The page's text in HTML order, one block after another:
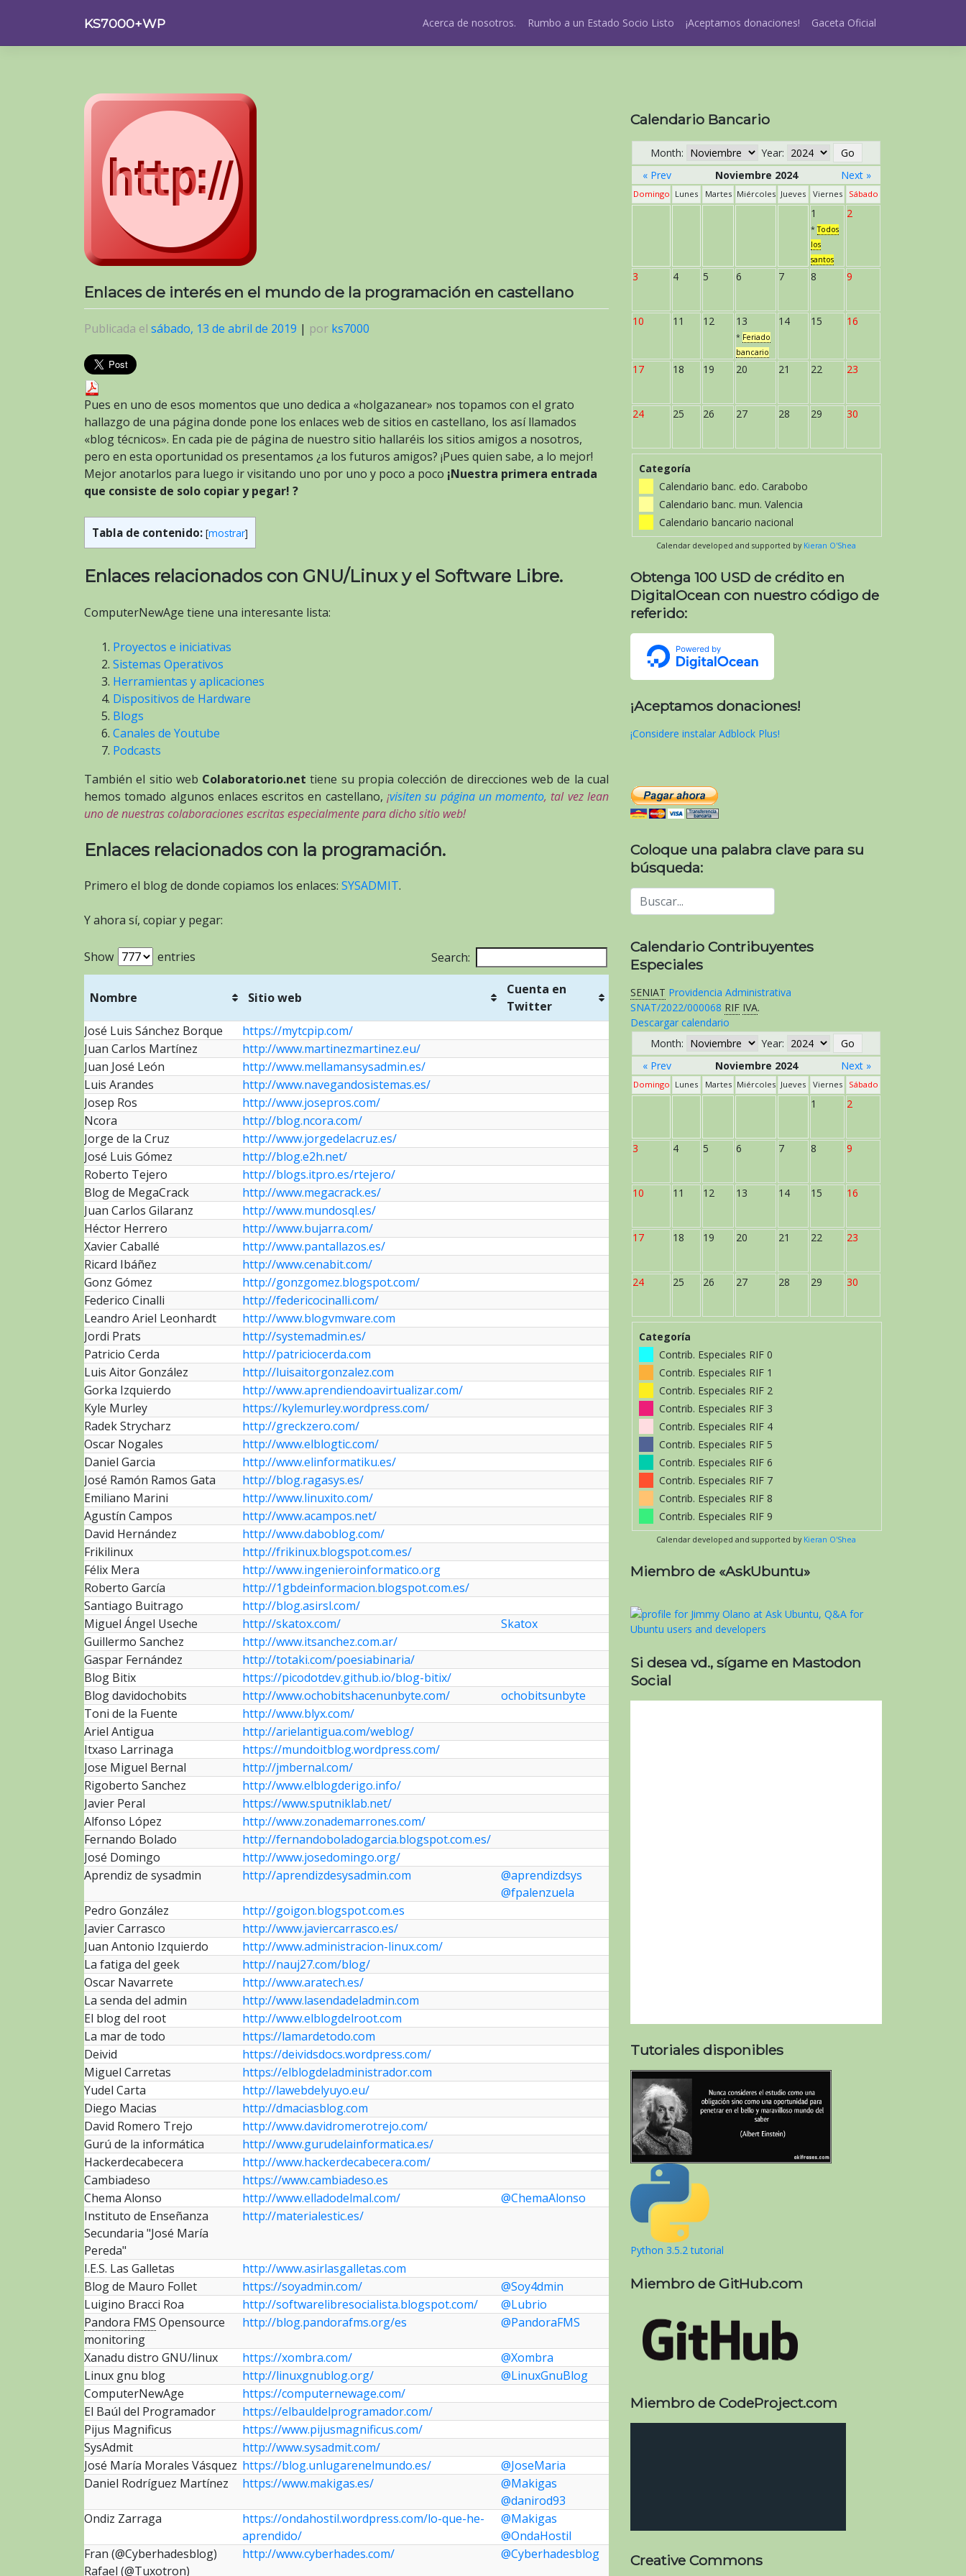
contenido
KS7000+WP Acerca de nosotros. Rumbo a un Estado Socio Listo ¡Aceptamos donaciones! Gaceta Oficial
Enlaces de interés en el mundo de la programación en castellano
Publicada el sábado, 13 de abril de 2019 | por ks7000
Pues en uno de esos momentos que uno dedica a «holgazanear» nos topamos con el grato
hallazgo de una página donde pone los enlaces web de sitios en castellano, los así llamados
«blog técnicos». En cada pie de página de nuestro sitio hallaréis los sitios amigos a nosotros,
pero en esta oportunidad os presentamos ¿a los futuros amigos? ¡Pues quien sabe, a lo mejor!
Mejor anotarlos para luego ir visitando uno por uno y poco a poco ¡Nuestra primera entrada
que consiste de solo copiar y pegar! ?
Tabla de contenido: [mostrar]
Enlaces relacionados con GNU/Linux y el Software Libre.
ComputerNewAge tiene una interesante lista:
Proyectos e iniciativas
Sistemas Operativos
Herramientas y aplicaciones
Dispositivos de Hardware
Blogs
Canales de Youtube
Podcasts
También el sitio web Colaboratorio.net tiene su propia colección de direcciones web de la cual
hemos tomado algunos enlaces escritos en castellano, ¡visiten su página un momento, tal vez lean
uno de nuestras colaboraciones escritas especialmente para dicho sitio web!
Enlaces relacionados con la programación.
Primero el blog de donde copiamos los enlaces: SYSADMIT.
Y ahora sí, copiar y pegar:
Show entries Search:
Nombre Sitio web
Cuenta en
Twitter
Nombre
Sitio web
José Luis Sánchez Borque
https://mytcpip.com/
Juan Carlos Martínez
http://www.martinezmartinez.eu/
Juan José León
http://www.mellamansysadmin.es/
Luis Arandes
http://www.navegandosistemas.es/
Josep Ros
http://www.josepros.com/
Ncora
http://blog.ncora.com/
Jorge de la Cruz
http://www.jorgedelacruz.es/
José Luis Gómez
http://blog.e2h.net/
Roberto Tejero
http://blogs.itpro.es/rtejero/
Blog de MegaCrack
http://www.megacrack.es/
Juan Carlos Gilaranz
http://www.mundosql.es/
Héctor Herrero
http://www.bujarra.com/
Xavier Caballé
http://www.pantallazos.es/
Ricard Ibáñez
http://www.cenabit.com/
Gonz Gómez
http://gonzgomez.blogspot.com/
Federico Cinalli
http://federicocinalli.com/
Leandro Ariel Leonhardt
http://www.blogvmware.com
Jordi Prats
http://systemadmin.es/
Patricio Cerda
http://patriciocerda.com
Luis Aitor González
http://luisaitorgonzalez.com
Gorka Izquierdo
http://www.aprendiendoavirtualizar.com/
Kyle Murley
https://kylemurley.wordpress.com/
Radek Strycharz
http://greckzero.com/
Oscar Nogales
http://www.elblogtic.com/
Daniel Garcia
http://www.elinformatiku.es/
José Ramón Ramos Gata
http://blog.ragasys.es/
Emiliano Marini
http://www.linuxito.com/
Agustín Campos
http://www.acampos.net/
David Hernández
http://www.daboblog.com/
Frikilinux
http://frikinux.blogspot.com.es/
Félix Mera
http://www.ingenieroinformatico.org
Roberto García
http://1gbdeinformacion.blogspot.com.es/
Santiago Buitrago
http://blog.asirsl.com/
Miguel Ángel Useche
http://skatox.com/
Skatox
Guillermo Sanchez
http://www.itsanchez.com.ar/
Gaspar Fernández
http://totaki.com/poesiabinaria/
Blog Bitix
https://picodotdev.github.io/blog-bitix/
Blog davidochobits
http://www.ochobitshacenunbyte.com/
ochobitsunbyte
Toni de la Fuente
http://www.blyx.com/
Ariel Antigua
http://arielantigua.com/weblog/
Itxaso Larrinaga
https://mundoitblog.wordpress.com/
Jose Miguel Bernal
http://jmbernal.com/
Rigoberto Sanchez
http://www.elblogderigo.info/
Javier Peral
https://www.sputniklab.net/
Alfonso López
http://www.zonademarrones.com/
Fernando Bolado
http://fernandoboladogarcia.blogspot.com.es/
José Domingo
http://www.josedomingo.org/
Aprendiz de sysadmin
http://aprendizdesysadmin.com
@aprendizdsys
@fpalenzuela
Pedro González
http://goigon.blogspot.com.es
Javier Carrasco
http://www.javiercarrasco.es/
Juan Antonio Izquierdo
http://www.administracion-linux.com/
La fatiga del geek
http://nauj27.com/blog/
Oscar Navarrete
http://www.aratech.es/
La senda del admin
http://www.lasendadeladmin.com
El blog del root
http://www.elblogdelroot.com
La mar de todo
https://lamardetodo.com
Deivid
https://deividsdocs.wordpress.com/
Miguel Carretas
https://elblogdeladministrador.com
Yudel Carta
http://lawebdelyuyo.eu/
Diego Macias
http://dmaciasblog.com
David Romero Trejo
http://www.davidromerotrejo.com/
Gurú de la informática
http://www.gurudelainformatica.es/
Hackerdecabecera
http://www.hackerdecabecera.com/
Cambiadeso
https://www.cambiadeso.es
Chema Alonso
http://www.elladodelmal.com/
@ChemaAlonso
Instituto de Enseñanza
Secundaria "José María
Pereda"
http://materialestic.es/
I.E.S. Las Galletas
http://www.asirlasgalletas.com
Blog de Mauro Follet
https://soyadmin.com/
@Soy4dmin
Luigino Bracci Roa
http://softwarelibresocialista.blogspot.com/
@Lubrio
Pandora FMS Opensource
monitoring
http://blog.pandorafms.org/es @PandoraFMS
Xanadu distro GNU/linux https://xombra.com/
@Xombra
Linux gnu blog
http://linuxgnublog.org/
@LinuxGnuBlog
ComputerNewAge
https://computernewage.com/
El Baúl del Programador
https://elbauldelprogramador.com/
Pijus Magnificus
https://www.pijusmagnificus.com/
SysAdmit
http://www.sysadmit.com/
José María Morales Vásquez https://blog.unlugarenelmundo.es/
@JoseMaria
Daniel Rodríguez Martínez
https://www.makigas.es/
@Makigas
@danirod93
Ondiz Zarraga
https://ondahostil.wordpress.com/lo-que-he-
aprendido/
@Makigas
@OndaHostil
Fran (@Cyberhadesblog)
Rafael (@Tuxotron)
http://www.cyberhades.com/ @Cyberhadesblog
Calendario Bancario
Month:
Year:
« Prev
Noviembre 2024 Next »
Domingo Lunes Martes Miércoles Jueves Viernes Sábado
1
*Todos
los
santos
2
3 4 5 6 7 8 9
10 11 12 13
* Feriado
bancario
14 15 16
17 18 19 20 21 22 23
24 25 26 27 28 29 30
Categoría
Calendario banc. edo. Carabobo
Calendario banc. mun. Valencia
Calendario bancario nacional
Calendar developed and supported by Kieran O'Shea
Obtenga 100 USD de crédito en
DigitalOcean con nuestro código de
referido:
¡Aceptamos donaciones!
¡Considere instalar Adblock Plus!
Coloque una palabra clave para su
búsqueda:
Calendario Contribuyentes
Especiales
SENIAT Providencia Administrativa
SNAT/2022/000068 RIF IVA.
Descargar calendario
Month:
Year:
« Prev
Noviembre 2024 Next »
Domingo Lunes Martes Miércoles Jueves Viernes Sábado
1 2
3 4 5 6 7 8 9
10 11 12 13 14 15 16
17 18 19 20 21 22 23
24 25 26 27 28 29 30
Categoría
Contrib. Especiales RIF 0
Contrib. Especiales RIF 1
Contrib. Especiales RIF 2
Contrib. Especiales RIF 3
Contrib. Especiales RIF 4
Contrib. Especiales RIF 5
Contrib. Especiales RIF 6
Contrib. Especiales RIF 7
Contrib. Especiales RIF 8
Contrib. Especiales RIF 9
Calendar developed and supported by Kieran O'Shea
Miembro de «AskUbuntu»
Si desea vd., sígame en Mastodon
Social
Tutoriales disponibles
Python 3.5.2 tutorial
Miembro de GitHub.com
Miembro de CodeProject.com
Creative Commons